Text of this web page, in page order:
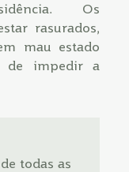
Os
rasurados,
mau estado
de impedir a
todas as